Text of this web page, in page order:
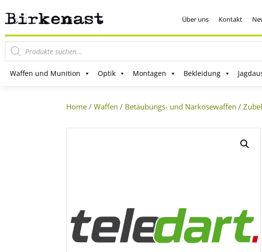
Über uns Kontakt
Products
search
Waffen und Munition Optik Montagen Bekleidung
Home /Waffen / Betäubungs- und Narkosewaffen /